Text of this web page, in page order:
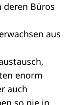
Büros
aus
enorm
auch
so nie in